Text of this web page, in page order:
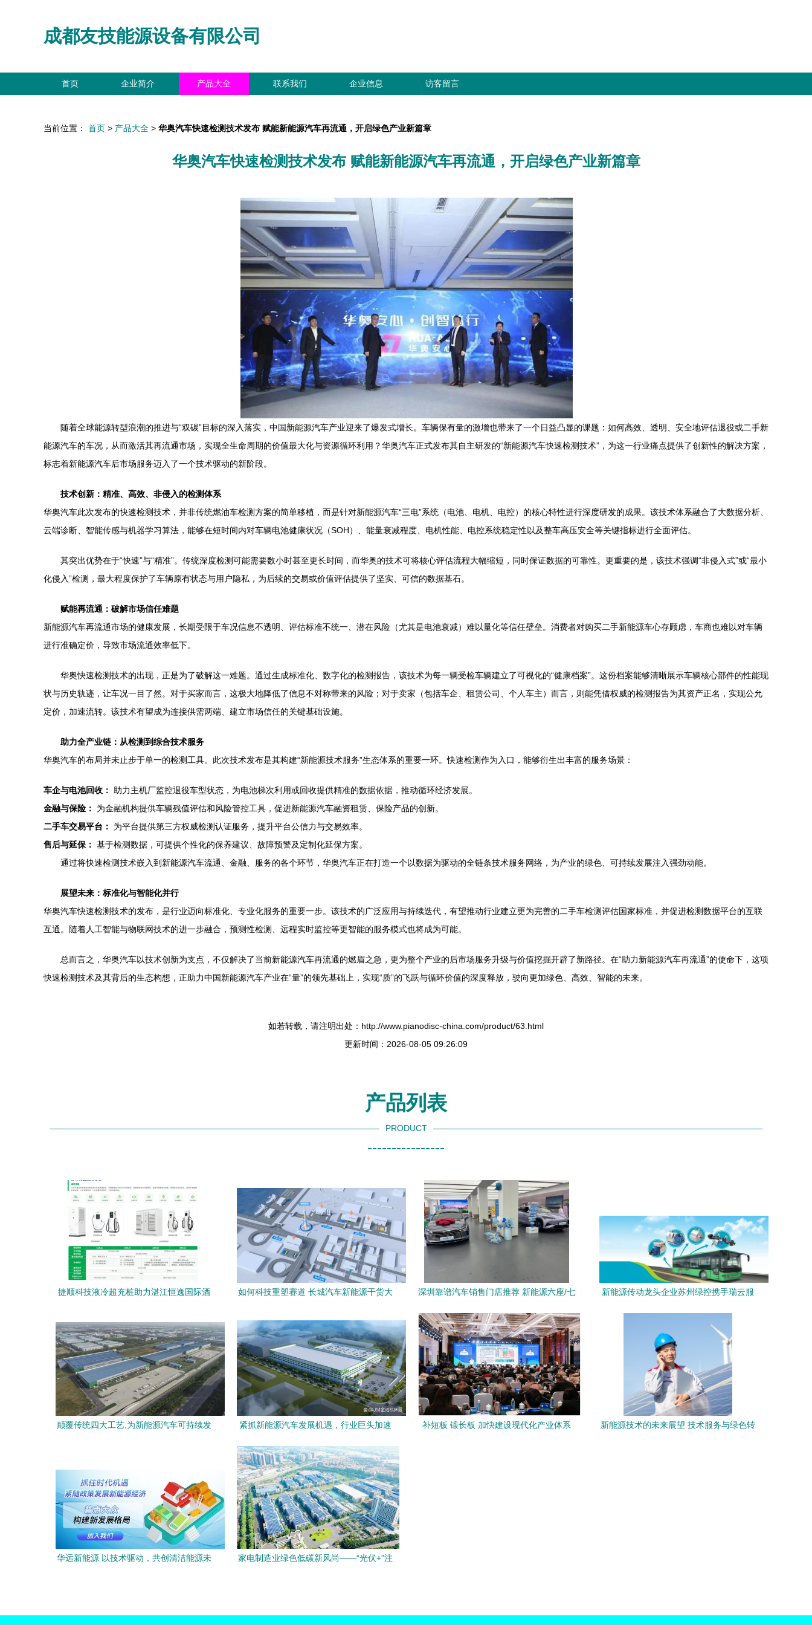
成都友技能源设备有限公司
首页 企业简介 产品大全 联系我们 企业信息 访客留言
当前位置： 首页 > 产品大全 > 华奥汽车快速检测技术发布 赋能新能源汽车再流通，开启绿色产业新篇章
华奥汽车快速检测技术发布 赋能新能源汽车再流通，开启绿色产业新篇章
随着全球能源转型浪潮的推进与“双碳”目标的深入落实，中国新能源汽车产业迎来了爆发式增长。车辆保有量的激增也带来了一个日益凸显的课题：如何高效、透明、安全地评估退役或二手新
能源汽车的车况，从而激活其再流通市场，实现全生命周期的价值最大化与资源循环利用？华奥汽车正式发布其自主研发的“新能源汽车快速检测技术”，为这一行业痛点提供了创新性的解决方案，
标志着新能源汽车后市场服务迈入了一个技术驱动的新阶段。
技术创新：精准、高效、非侵入的检测体系
华奥汽车此次发布的快速检测技术，并非传统燃油车检测方案的简单移植，而是针对新能源汽车“三电”系统（电池、电机、电控）的核心特性进行深度研发的成果。该技术体系融合了大数据分析、
云端诊断、智能传感与机器学习算法，能够在短时间内对车辆电池健康状况（SOH）、能量衰减程度、电机性能、电控系统稳定性以及整车高压安全等关键指标进行全面评估。
其突出优势在于“快速”与“精准”。传统深度检测可能需要数小时甚至更长时间，而华奥的技术可将核心评估流程大幅缩短，同时保证数据的可靠性。更重要的是，该技术强调“非侵入式”或“最小
化侵入”检测，最大程度保护了车辆原有状态与用户隐私，为后续的交易或价值评估提供了坚实、可信的数据基石。
赋能再流通：破解市场信任难题
新能源汽车再流通市场的健康发展，长期受限于车况信息不透明、评估标准不统一、潜在风险（尤其是电池衰减）难以量化等信任壁垒。消费者对购买二手新能源车心存顾虑，车商也难以对车辆
进行准确定价，导致市场流通效率低下。
华奥快速检测技术的出现，正是为了破解这一难题。通过生成标准化、数字化的检测报告，该技术为每一辆受检车辆建立了可视化的“健康档案”。这份档案能够清晰展示车辆核心部件的性能现
状与历史轨迹，让车况一目了然。对于买家而言，这极大地降低了信息不对称带来的风险；对于卖家（包括车企、租赁公司、个人车主）而言，则能凭借权威的检测报告为其资产正名，实现公允
定价，加速流转。该技术有望成为连接供需两端、建立市场信任的关键基础设施。
助力全产业链：从检测到综合技术服务
华奥汽车的布局并未止步于单一的检测工具。此次技术发布是其构建“新能源技术服务”生态体系的重要一环。快速检测作为入口，能够衍生出丰富的服务场景：
车企与电池回收：
助力主机厂监控退役车型状态，为电池梯次利用或回收提供精准的数据依据，推动循环经济发展。
金融与保险：
为金融机构提供车辆残值评估和风险管控工具，促进新能源汽车融资租赁、保险产品的创新。
二手车交易平台：
为平台提供第三方权威检测认证服务，提升平台公信力与交易效率。
售后与延保： 基于检测数据，可提供个性化的保养建议、故障预警及定制化延保方案。
通过将快速检测技术嵌入到新能源汽车流通、金融、服务的各个环节，华奥汽车正在打造一个以数据为驱动的全链条技术服务网络，为产业的绿色、可持续发展注入强劲动能。
展望未来：标准化与智能化并行
华奥汽车快速检测技术的发布，是行业迈向标准化、专业化服务的重要一步。该技术的广泛应用与持续迭代，有望推动行业建立更为完善的二手车检测评估国家标准，并促进检测数据平台的互联
互通。随着人工智能与物联网技术的进一步融合，预测性检测、远程实时监控等更智能的服务模式也将成为可能。
总而言之，华奥汽车以技术创新为支点，不仅解决了当前新能源汽车再流通的燃眉之急，更为整个产业的后市场服务升级与价值挖掘开辟了新路径。在“助力新能源汽车再流通”的使命下，这项
快速检测技术及其背后的生态构想，正助力中国新能源汽车产业在“量”的领先基础上，实现“质”的飞跃与循环价值的深度释放，驶向更加绿色、高效、智能的未来。
如若转载，请注明出处：http://www.pianodisc-china.com/product/63.html
更新时间：2026-08-05 09:26:09
产品列表
PRODUCT
----------------
捷顺科技液冷超充桩助力湛江恒逸国际酒
如何科技重塑赛道 长城汽车新能源干货大
深圳靠谱汽车销售门店推荐 新能源六座/七
新能源传动龙头企业苏州绿控携手瑞云服
颠覆传统四大工艺,为新能源汽车可持续发
紧抓新能源汽车发展机遇，行业巨头加速
补短板 锻长板 加快建设现代化产业体系
新能源技术的未来展望 技术服务与绿色转
华远新能源 以技术驱动，共创清洁能源未
家电制造业绿色低碳新风尚——“光伏+”注